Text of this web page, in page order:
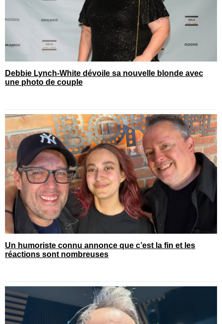
Debbie Lynch-White dévoile sa nouvelle blonde avec
une photo de couple
Un humoriste connu annonce que c’est la fin et les
réactions sont nombreuses